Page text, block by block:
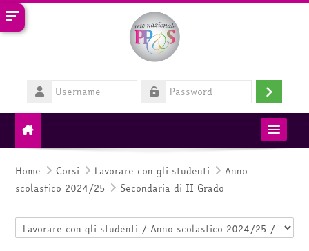
Vai al contenuto principale
Username
Password
Login
MIM
HelpDesk
Home Corsi Lavorare con gli studenti
Anno
scolastico 2024/25
Secondaria di II Grado
Categorie di corso